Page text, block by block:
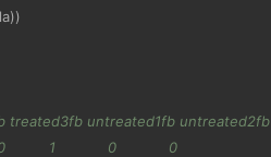
))
treated3fb untreated1fb untreated2fb
1            0            0